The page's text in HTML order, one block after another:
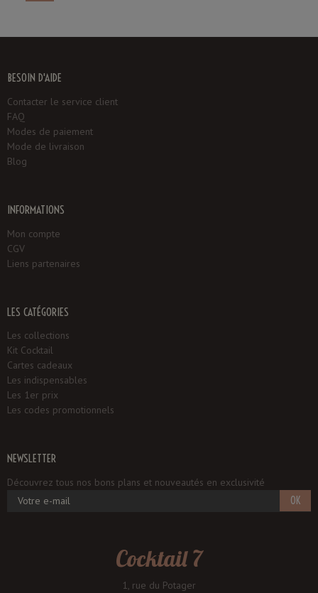
BESOIN D'AIDE
Contacter le service client
FAQ
Modes de paiement
Mode de livraison
Blog
INFORMATIONS
Mon compte
CGV
Liens partenaires
LES CATÉGORIES
Les collections
Kit Cocktail
Cartes cadeaux
Les indispensables
Les 1er prix
Les codes promotionnels
NEWSLETTER
Découvrez tous nos bons plans et nouveautés en exclusivité
OK
Cocktail 7
1, rue du Potager